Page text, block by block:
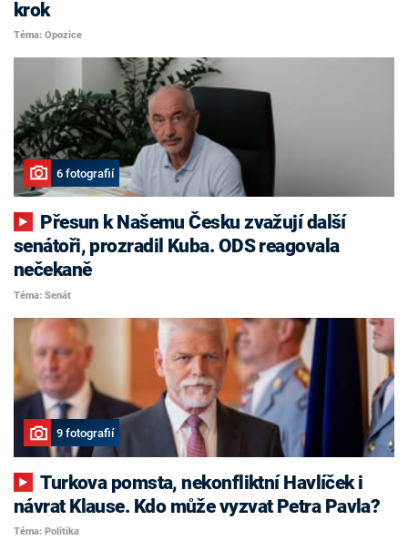
krok
Téma: Opozice
6 fotografií
senátoři, prozradil Kuba. ODS reagovala
nečekaně
Téma: Senát
9 fotografií
Turkova pomsta, nekonfliktní Havlíček i
návrat Klause. Kdo může vyzvat Petra Pavla?
Téma: Politika